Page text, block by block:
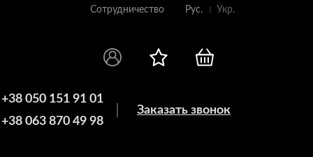
Сотрудничество Рус. Укр.
+38 050 151 91 01
+38 063 870 49 98
Заказать звонок